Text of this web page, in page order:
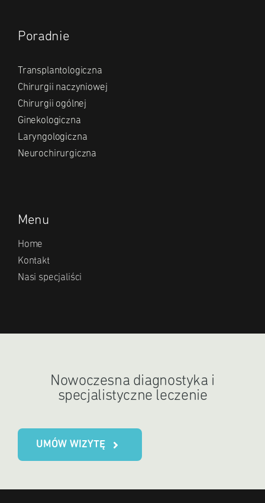
Poradnie
Transplantologiczna
Chirurgii naczyniowej
Chirurgii ogólnej
Ginekologiczna
Laryngologiczna
Neurochirurgiczna
Menu
Home
Kontakt
Nasi specjaliści
Nowoczesna diagnostyka i
specjalistyczne leczenie
UMÓW WIZYTĘ